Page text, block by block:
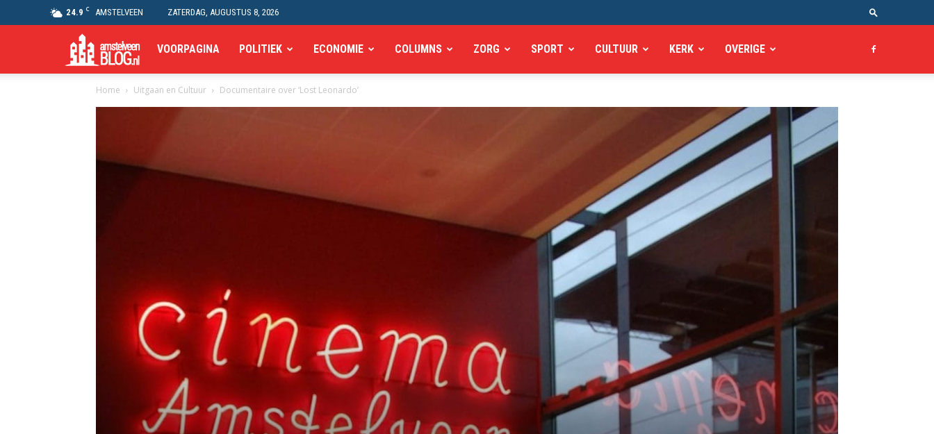
24.9 C AMSTELVEEN ZATERDAG, AUGUSTUS 8, 2026
Amstelveen
Blog
VOORPAGINA POLITIEK ECONOMIE COLUMNS ZORG SPORT CULTUUR KERK OVERIGE
Home Uitgaan en Cultuur Documentaire over ‘Lost Leonardo’